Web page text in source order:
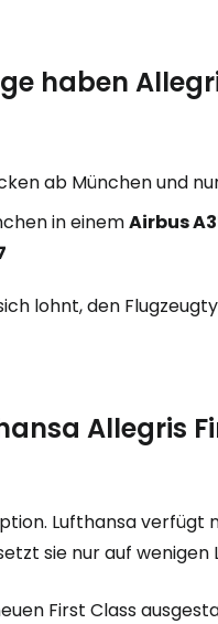
haben
ab München und
in einemAirbus
lohnt, den
Allegris
Lufthansa verfügt
sie nur auf wenigen
First Class